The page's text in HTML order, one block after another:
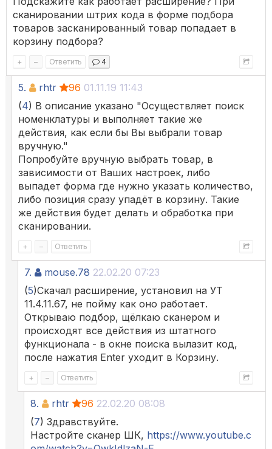
сканировании штрих кода в форме подбора
товаров засканированный товар попадает в
корзину подбора?
+ – Ответить 4
5. rhtr 96 01.11.19 11:43
(4) В описание указано "Осуществляет поиск
номенклатуры и выполняет такие же
действия, как если бы Вы выбрали товар
вручную."
Попробуйте вручную выбрать товар, в
зависимости от Ваших настроек, либо
выпадет форма где нужно указать количество,
либо позиция сразу упадёт в корзину. Такие
же действия будет делать и обработка при
сканировании.
+ – Ответить
7. mouse.78 22.02.20 07:23
(5)Скачал расширение, установил на УТ
11.4.11.67, не пойму как оно работает.
Открываю подбор, щёлкаю сканером и
происходят все действия из штатного
функционала - в окне поиска вылазит код,
после нажатия Enter уходит в Корзину.
+ – Ответить
8. rhtr 96 22.02.20 08:08
(7) Здравствуйте.
Настройте сканер ШК, https://www.youtube.c